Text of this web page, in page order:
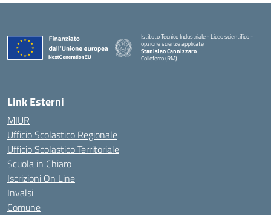
Istituto Tecnico Industriale - Liceo scientifico -
opzione scienze applicate
Stanislao Cannizzaro
Colleferro (RM)
Link Esterni
MIUR
Ufficio Scolastico Regionale
Ufficio Scolastico Territoriale
Scuola in Chiaro
Iscrizioni On Line
Invalsi
Comune